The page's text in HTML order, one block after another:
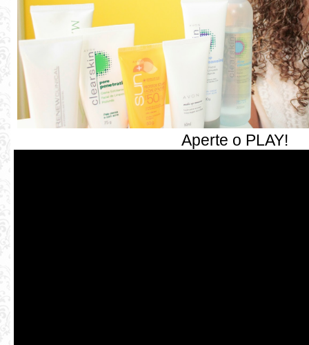
Aperte o PLAY!